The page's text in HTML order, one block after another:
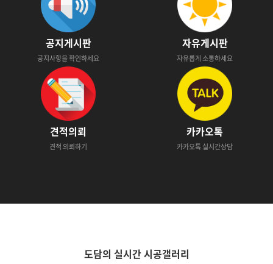
공지게시판
공지사항을 확인하세요
자유게시판
자유롭게 소통하세요
견적의뢰
견적 의뢰하기
카카오톡
카카오톡 실시간상담
도담의 실시간 시공갤러리